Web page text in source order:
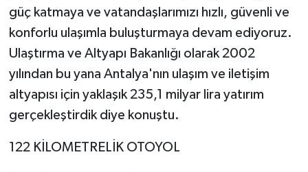
güç katmaya ve vatandaşlarımızı hızlı, güvenli ve
konforlu ulaşımla buluşturmaya devam ediyoruz.
Ulaştırma ve Altyapı Bakanlığı olarak 2002
yılından bu yana Antalya'nın ulaşım ve iletişim
altyapısı için yaklaşık 235,1 milyar lira yatırım
gerçekleştirdik diye konuştu.
122 KİLOMETRELİK OTOYOL